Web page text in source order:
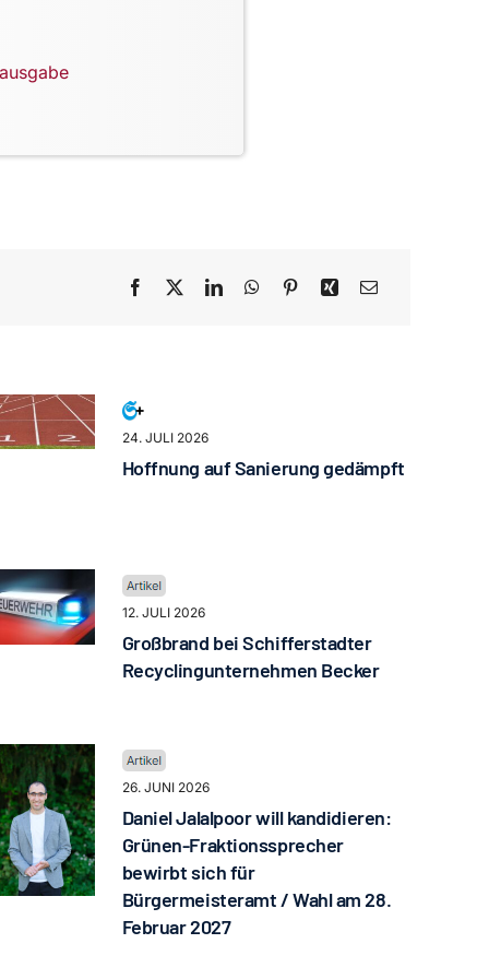
24. JULI 2026
Hoffnung auf Sanierung gedämpft
12. JULI 2026
Großbrand bei Schifferstadter
Recyclingunternehmen Becker
26. JUNI 2026
Daniel Jalalpoor will kandidieren:
Grünen-Fraktionssprecher
bewirbt sich für
Bürgermeisteramt / Wahl am 28.
Februar 2027